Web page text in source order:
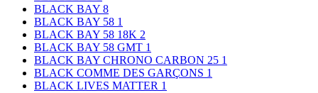
BLACK BAY 8
BLACK BAY 58 1
BLACK BAY 58 18K 2
BLACK BAY 58 GMT 1
BLACK BAY CHRONO CARBON 25 1
BLACK COMME DES GARÇONS 1
BLACK LIVES MATTER 1